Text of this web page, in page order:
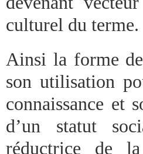
culturel du terme.
Ainsi la forme
son utilisation
connaissance et
d’un statut
réductrice de